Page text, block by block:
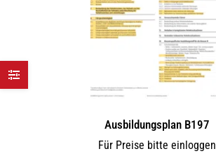
Ausbildungsplan B197
Für Preise bitte einloggen